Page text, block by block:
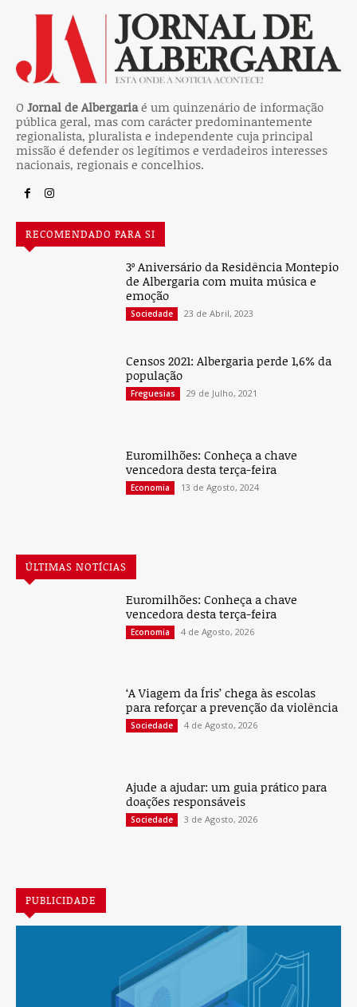
O Jornal de Albergariaé um quinzenário de informação
pública geral, mas com carácter predominantemente
regionalista, pluralista e independente cuja principal
missão é defender os legítimos e verdadeiros interesses
nacionais, regionais e concelhios.
RECOMENDADO PARA SI
3º Aniversário da Residência Montepio
de Albergaria com muita música e
emoção
Sociedade 23 de Abril, 2023
Censos 2021: Albergaria perde 1,6% da
população
Freguesias 29 de Julho, 2021
Euromilhões: Conheça a chave
vencedora desta terça-feira
Economia 13 de Agosto, 2024
ÚLTIMAS NOTÍCIAS
Euromilhões: Conheça a chave
vencedora desta terça-feira
Economia 4 de Agosto, 2026
‘A Viagem da Íris’ chega às escolas
para reforçar a prevenção da violência
Sociedade 4 de Agosto, 2026
Ajude a ajudar: um guia prático para
doações responsáveis
Sociedade 3 de Agosto, 2026
PUBLICIDADE